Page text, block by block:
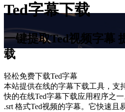
Ted字幕下载
一键提取Ted视频字幕
载
轻松免费下载Ted字幕
本站提供在线的字幕下载工具，支
快的在线Ted字幕下载应用程序之
.srt 格式Ted视频的字幕。它快速且